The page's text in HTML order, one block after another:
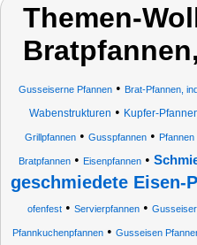
Themen-
Gusseiserne Pfannen• Brat-Pfannen,
Wabenstrukturen • Kupfer-
Grillpfannen• Gusspfannen• Pfannen
Bratpfannen • Eisenpfannen •
geschmiedete Eisen-
ofenfest• Servierpfannen•
Pfannkuchenpfannen • Gusseisen